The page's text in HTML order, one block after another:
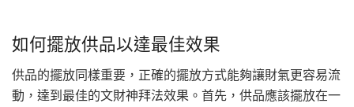
如何擺放供品以達最佳效果
供品的擺放同樣重要，正確的擺放方式能夠讓財氣更容易流
動，達到最佳的文財神拜法效果。首先，供品應該擺放在一